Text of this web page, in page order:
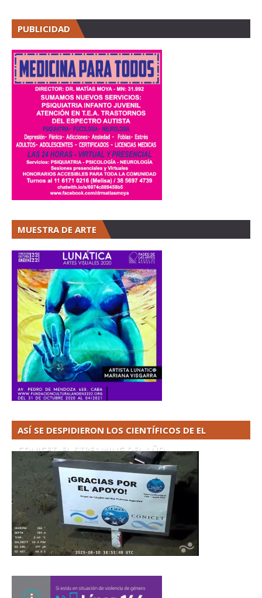
PUBLICIDAD
MUESTRA DE ARTE
ASÍ SE DESPIDIERON LOS CIENTÍFICOS DE EL
CONICET. EL STREAMING DEL AÑO